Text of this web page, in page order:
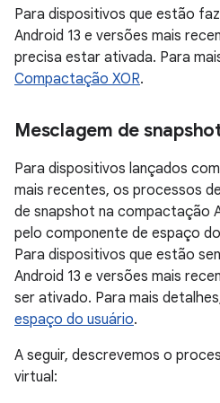
Para dispositivos que estão
Android 13 e versões mais
precisa estar ativada. Para
Compactação XOR.
Mesclagem de
Para dispositivos lançados
mais recentes, os processos
de snapshot na compactação
pelo componente de espaço
Para dispositivos que estão
Android 13 e versões mais
ser ativado. Para mais
espaço do usuário.
A seguir, descrevemos o
virtual: